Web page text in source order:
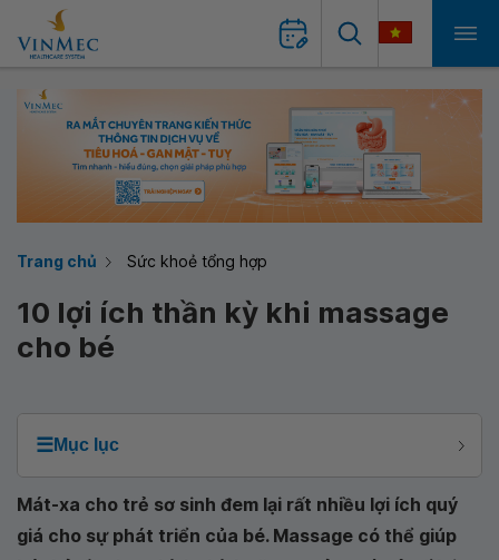
Trang chủ Sức khoẻ tổng hợp
10 lợi ích thần kỳ khi massage
cho bé
☰Mục lục
Mát-xa cho trẻ sơ sinh đem lại rất nhiều lợi ích quý
giá cho sự phát triển của bé. Massage có thể giúp